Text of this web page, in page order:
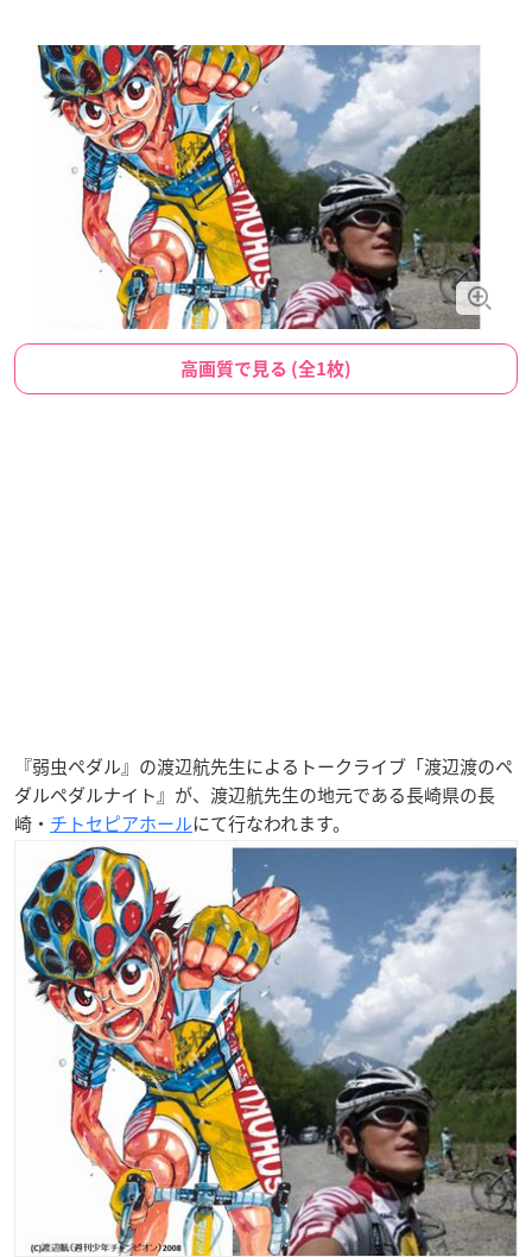
高画質で見る (全1枚)
『弱虫ペダル』の渡辺航先生によるトークライブ「渡辺渡のペ
ダルペダルナイト』が、渡辺航先生の地元である長崎県の長
崎・ チトセピアホールにて行なわれます。